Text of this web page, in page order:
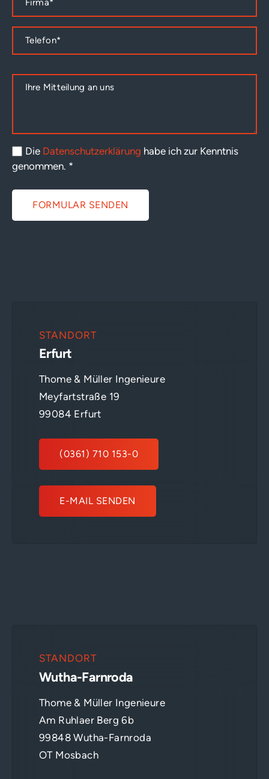
Die Datenschutzerklärung habe ich zur Kenntnis
genommen. *
FORMULAR SENDEN
STANDORT
Erfurt
Thome & Müller Ingenieure
Meyfartstraße 19
99084 Erfurt
(0361) 710 153-0
E-MAIL SENDEN
STANDORT
Wutha-Farnroda
Thome & Müller Ingenieure
Am Ruhlaer Berg 6b
99848 Wutha-Farnroda
OT Mosbach